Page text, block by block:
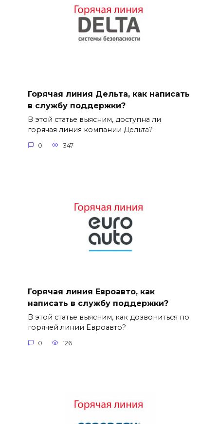
Горячая линия Дельта, как написать
в службу поддержки?
В этой статье выясним, доступна ли
горячая линия компании Дельта?
0 347
Горячая линия Евроавто, как
написать в службу поддержки?
В этой статье выясним, как дозвониться по
горячей линии Евроавто?
0 126